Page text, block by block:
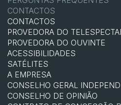
CONTACTOS
CONTACTOS
PROVEDORA DO
PROVEDORA DO OUVINTE
ACESSIBILIDADES
SATÉLITES
A EMPRESA
CONSELHO GERAL
CONSELHO DE OPINIÃO